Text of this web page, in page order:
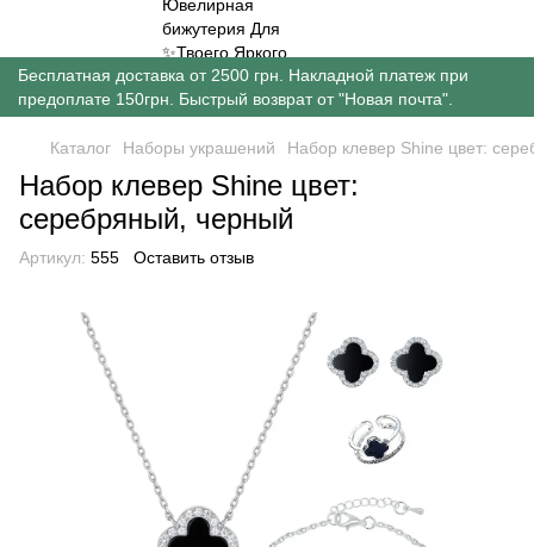
Бесплатная доставка от 2500 грн. Накладной платеж при
предоплате 150грн. Быстрый возврат от "Новая почта".
Каталог Наборы украшений Набор клевер Shine цвет:
Набор клевер Shine цвет:
серебряный, черный
Артикул: 555 Оставить отзыв